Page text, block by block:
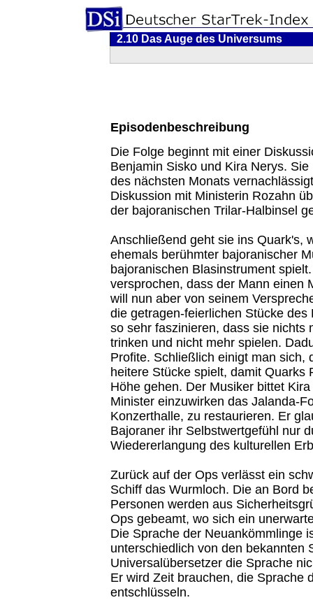
2.10 Das Auge des Universums
Episodenbeschreibung
Die Folge beginnt mit einer
Benjamin Sisko und Kira Nerys.
des nächsten Monats
Diskussion mit Ministerin Rozahn
der bajoranischen Trilar-Halbinsel
Anschließend geht sie ins Quark's,
ehemals berühmter bajoranischer
bajoranischen Blasinstrument
versprochen, dass der Mann einen
will nun aber von seinem
die getragen-feierlichen Stücke des
so sehr faszinieren, dass sie nichts
trinken und nicht mehr spielen.
Profite. Schließlich einigt man sich,
heitere Stücke spielt, damit Quarks
Höhe gehen. Der Musiker bittet
Minister einzuwirken das Jalanda-
Konzerthalle, zu restaurieren. Er
Bajoraner ihr Selbstwertgefühl nur
Wiedererlangung des kulturellen
Zurück auf der Ops verlässt ein
Schiff das Wurmloch. Die an Bord
Personen werden aus
Ops gebeamt, wo sich ein
Die Sprache der Neuankömmlinge
unterschiedlich von den bekannten
Universalübersetzer die Sprache
Er wird Zeit brauchen, die Sprache
entschlüsseln.